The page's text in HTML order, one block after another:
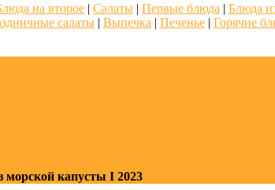
на второе | Салаты | Первые блюда | Блюда
салаты | Выпечка | Печенье | Горячие
морской капусты Ι 2023